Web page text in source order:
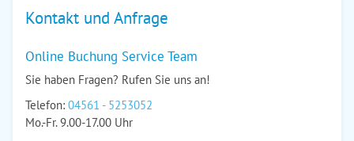
Kontakt und Anfrage
Online Buchung Service Team
Sie haben Fragen? Rufen Sie uns an!
Telefon: 04561 - 5253052
Mo.-Fr. 9.00-17.00 Uhr